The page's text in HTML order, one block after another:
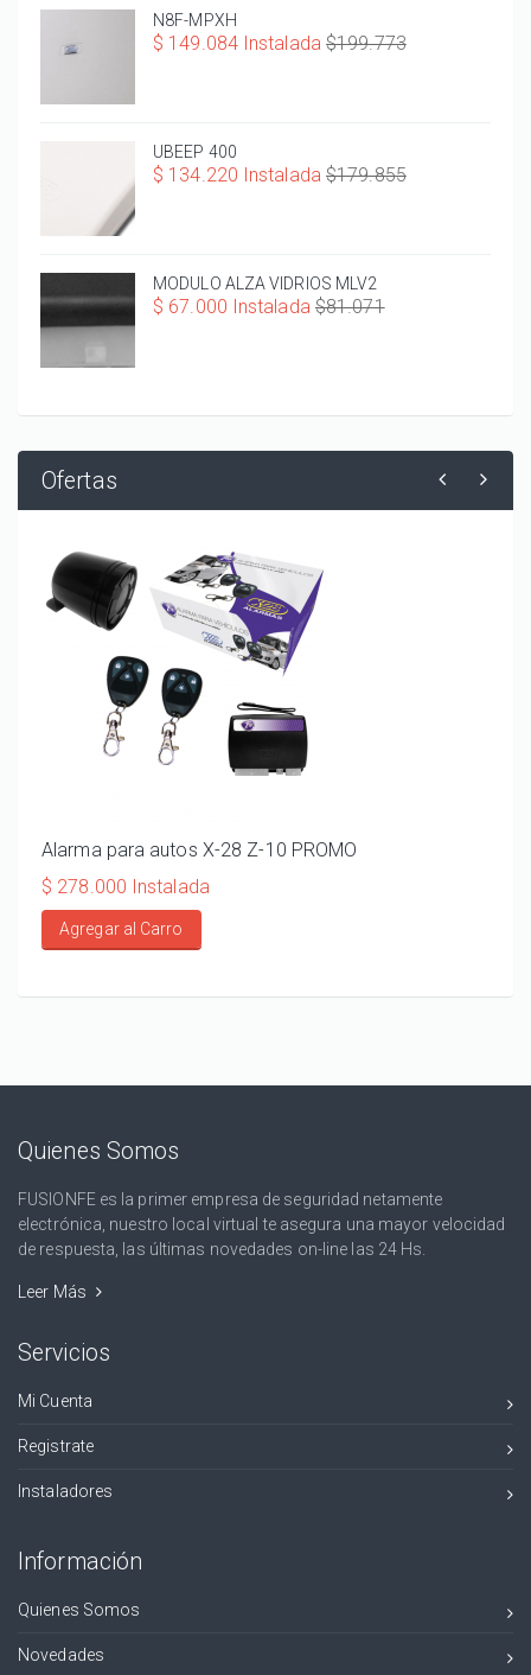
N8F-MPXH
$ 149.084 Instalada $199.773
UBEEP 400
$ 134.220 Instalada $179.855
MODULO ALZA VIDRIOS MLV2
$ 67.000 Instalada $81.071
Ofertas
Alarma para autos X-28 Z-10 PROMO
$ 278.000 Instalada
Agregar al Carro
Quienes Somos
FUSIONFE es la primer empresa de seguridad netamente
electrónica, nuestro local virtual te asegura una mayor velocidad
de respuesta, las últimas novedades on-line las 24 Hs.
Leer Más
Servicios
Mi Cuenta
Registrate
Instaladores
Información
Quienes Somos
Novedades